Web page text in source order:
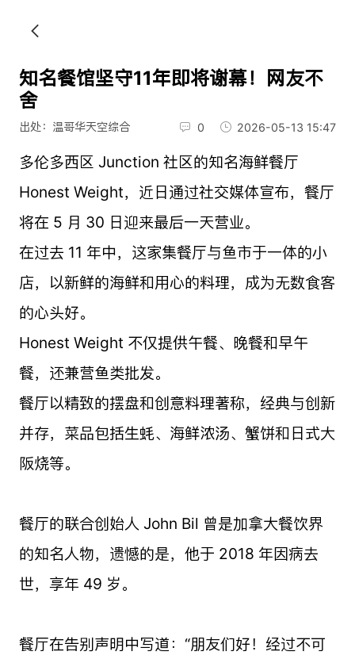
知名餐馆坚守11年即将谢幕！网友不
舍
出处：温哥华天空综合 0 2026-05-13 15:47
多伦多西区 Junction 社区的知名海鲜餐厅
Honest Weight，近日通过社交媒体宣布，餐厅
将在 5 月 30 日迎来最后一天营业。
在过去 11 年中，这家集餐厅与鱼市于一体的小
店，以新鲜的海鲜和用心的料理，成为无数食客
的心头好。
Honest Weight 不仅提供午餐、晚餐和早午
餐，还兼营鱼类批发。
餐厅以精致的摆盘和创意料理著称，经典与创新
并存，菜品包括生蚝、海鲜浓汤、蟹饼和日式大
阪烧等。
餐厅的联合创始人 John Bil 曾是加拿大餐饮界
的知名人物，遗憾的是，他于 2018 年因病去
世，享年 49 岁。
餐厅在告别声明中写道：“朋友们好！经过不可